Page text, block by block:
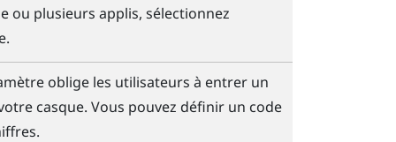
ou plusieurs applis, sélectionnez
oblige les utilisateurs à entrer un
casque. Vous pouvez définir un code